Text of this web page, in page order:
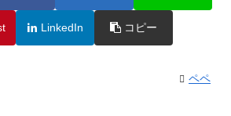
LinkedIn コピー
ペペ